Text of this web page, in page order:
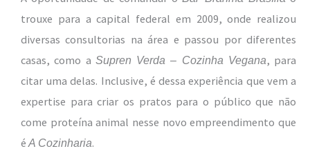
trouxe para a capital federal em 2009, onde realizou
diversas consultorias na área e passou por diferentes
casas, como a Supren Verda – Cozinha Vegana, para
citar uma delas. Inclusive, é dessa experiência que vem a
expertise para criar os pratos para o público que não
come proteína animal nesse novo empreendimento que
éA Cozinharia.